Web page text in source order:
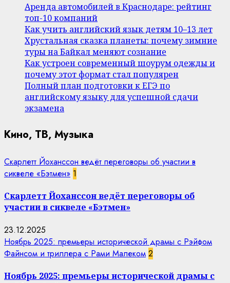
Аренда автомобилей в Краснодаре: рейтинг
топ-10 компаний
Как учить английский язык детям 10–13 лет
Хрустальная сказка планеты: почему зимние
туры на Байкал меняют сознание
Как устроен современный шоурум одежды и
почему этот формат стал популярен
Полный план подготовки к ЕГЭ по
английскому языку для успешной сдачи
экзамена
Кино, ТВ, Музыка
Скарлетт Йоханссон ведёт переговоры об участии в
сиквеле «Бэтмен» 1
Скарлетт Йоханссон ведёт переговоры об
участии в сиквеле «Бэтмен»
23.12.2025
Ноябрь 2025: премьеры исторической драмы с Рэйфом
Файнсом и триллера с Рами Малеком 2
Ноябрь 2025: премьеры исторической драмы с